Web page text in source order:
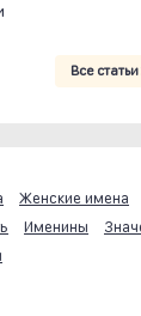
Все статьи
Женские имена
Именины